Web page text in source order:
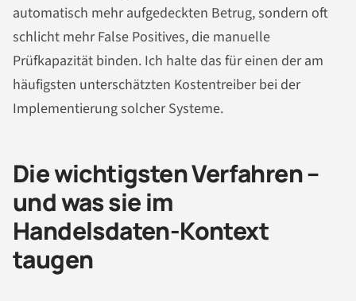
automatisch mehr aufgedeckten Betrug, sondern oft
schlicht mehr False Positives, die manuelle
Prüfkapazität binden. Ich halte das für einen der am
häufigsten unterschätzten Kostentreiber bei der
Implementierung solcher Systeme.
Die wichtigsten Verfahren –
und was sie im
Handelsdaten-Kontext
taugen